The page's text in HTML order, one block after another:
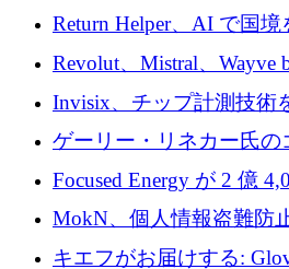
そしてベルリンのチップ
れを埋める
Return Helper、AI で国
の返品を利益に変えるシ
ルを調達
Revolut、Mistral、Wayve
Europe」キャンペーン
Invisix、チップ計測技術
2,000 万ユーロのシード
ゲーリー・リネカー氏の
事業を開始
Focused Energy が 2 億
TrueLayer が In3 を買収
を奪還
MokN、個人情報盗難防
の成長のためにシリーズ
キエフがお届けする: